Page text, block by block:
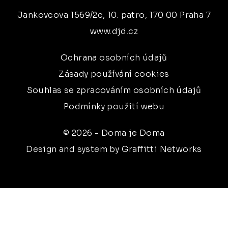
Jankovcova 1569/2c, 10. patro, 170 00 Praha 7
www.djd.cz
Ochrana osobních údajů
Zásady používání cookies
Souhlas se zpracováním osobních údajů
Podmínky použití webu
© 2026 - Doma je Doma
Design and system by Graffitti Networks